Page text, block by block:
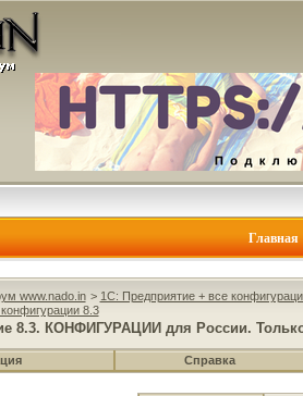
Главная
www.nado.in > 1C: Предприятие + все
8.3
8.3. КОНФИГУРАЦИИ для России.
Справка